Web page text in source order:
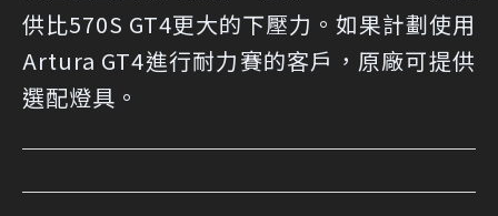
供比570S GT4更大的下壓力。如果計劃使用
Artura GT4進行耐力賽的客戶，原廠可提供
選配燈具。